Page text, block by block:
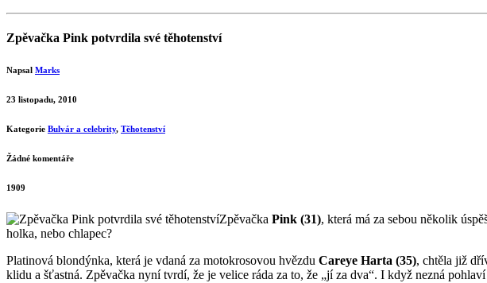
Zpěvačka Pink potvrdila své těhotenství
Napsal Marks
23 listopadu, 2010
Kategorie Bulvár a celebrity, Těhotenství
Žádné komentáře
1909
Zpěvačka Pink (31), která má za sebou několik
holka, nebo chlapec?
Platinová blondýnka, která je vdaná za motokrosovou hvězdu Careye Harta (35), chtěla již
klidu a šťastná. Zpěvačka nyní tvrdí, že je velice ráda za to, že „jí za dva“. I když nezná